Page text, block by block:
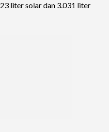
liter solar dan 3.031 liter